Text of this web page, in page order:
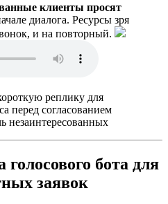
клиенты просят
диалога. Ресурсы зря
и на повторный.
реплику для
перед согласованием
незаинтересованных
бота для
заявок